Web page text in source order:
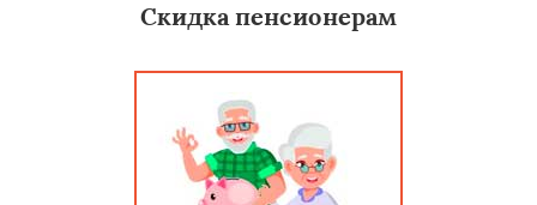
Скидка пенсионерам